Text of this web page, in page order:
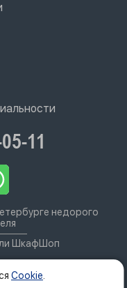
11
недорого
ШкафШоп
Cookie